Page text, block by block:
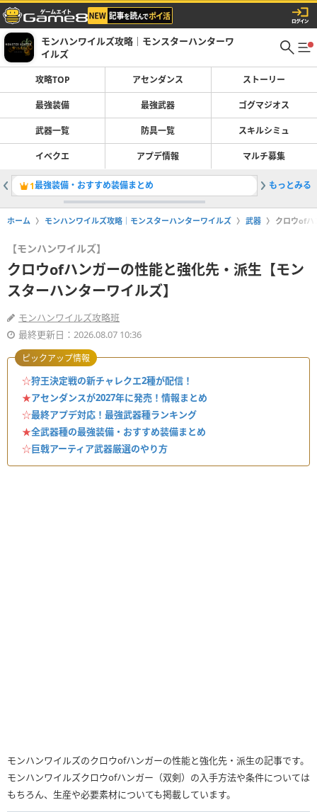
モンハンワイルズ攻略｜モンスターハンターワ
イルズ
攻略TOP アセンダンス ストーリー
最強装備 最強武器 ゴグマジオス
武器一覧 防具一覧 スキルシミュ
イベクエ アプデ情報 マルチ募集
1最強装備・おすすめ装備まとめ 2最強武
もっとみる
ホーム モンハンワイルズ攻略｜モンスターハンターワイルズ 武器 クロウofハ
【モンハンワイルズ】
クロウofハンガーの性能と強化先・派生【モン
スターハンターワイルズ】
モンハンワイルズ攻略班
最終更新日：2026.08.07 10:36
☆狩王決定戦の新チャレクエ2種が配信！
★アセンダンスが2027年に発売！情報まとめ
☆最終アプデ対応！最強武器種ランキング
★全武器種の最強装備・おすすめ装備まとめ
☆巨戟アーティア武器厳選のやり方
ピックアップ情報
モンハンワイルズのクロウofハンガーの性能と強化先・派生の記事です。
モンハンワイルズクロウofハンガー（双剣）の入手方法や条件については
もちろん、生産や必要素材についても掲載しています。